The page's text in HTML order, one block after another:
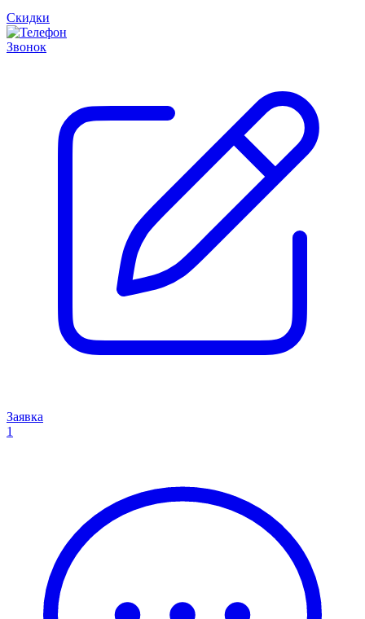
Скидки
Звонок
Заявка
1